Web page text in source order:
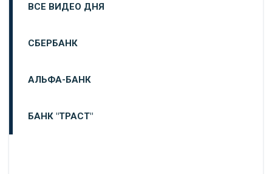
ВСЕ ВИДЕО ДНЯ
СБЕРБАНК
АЛЬФА-БАНК
БАНК "ТРАСТ"